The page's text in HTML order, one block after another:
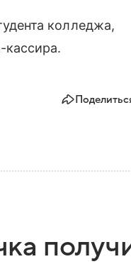
колледжа,
кассира.